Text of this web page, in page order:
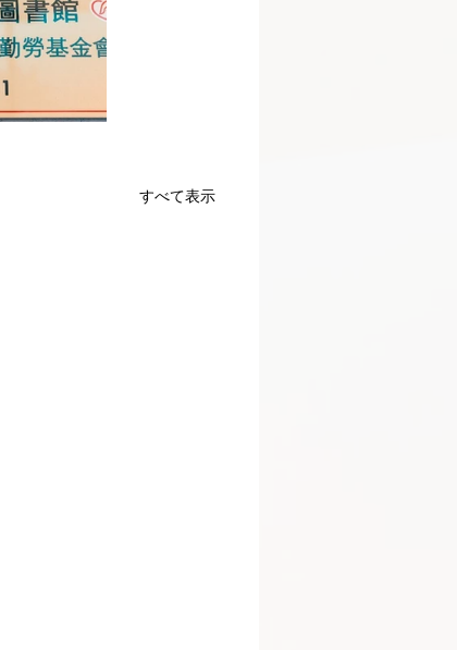
すべて表示